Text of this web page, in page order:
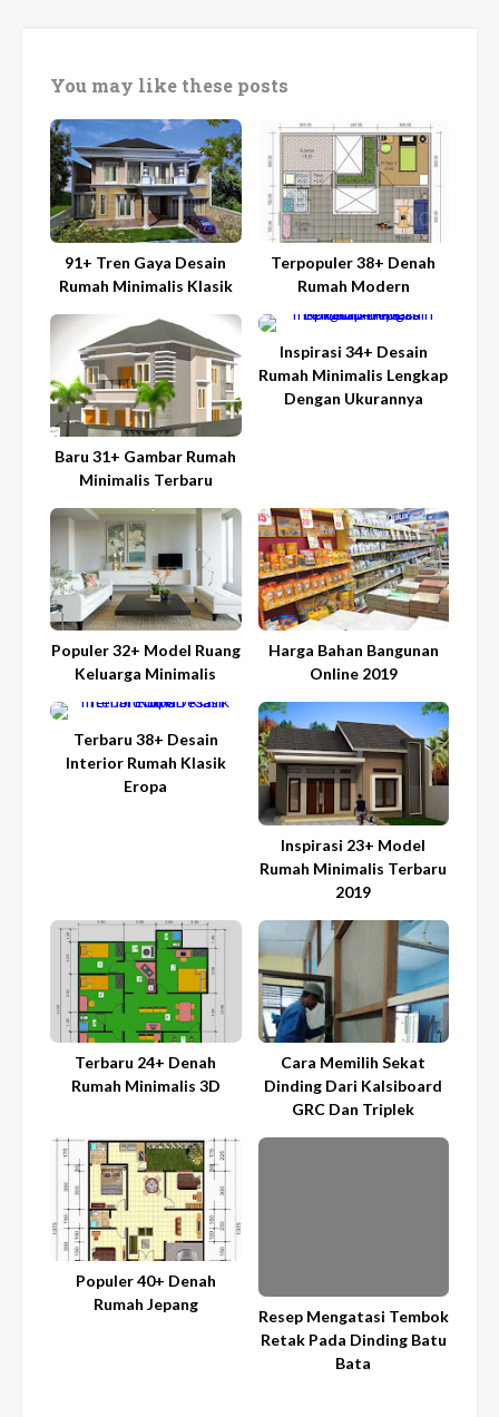
You may like these posts
91+ Tren Gaya Desain
Rumah Minimalis Klasik
Terpopuler 38+ Denah
Rumah Modern
Baru 31+ Gambar Rumah
Minimalis Terbaru
Inspirasi 34+ Desain
Rumah Minimalis Lengkap
Dengan Ukurannya
Populer 32+ Model Ruang
Keluarga Minimalis
Harga Bahan Bangunan
Online 2019
Terbaru 38+ Desain
Interior Rumah Klasik
Eropa
Inspirasi 23+ Model
Rumah Minimalis Terbaru
2019
Terbaru 24+ Denah
Rumah Minimalis 3D
Cara Memilih Sekat
Dinding Dari Kalsiboard
GRC Dan Triplek
Populer 40+ Denah
Rumah Jepang
Resep Mengatasi Tembok
Retak Pada Dinding Batu
Bata